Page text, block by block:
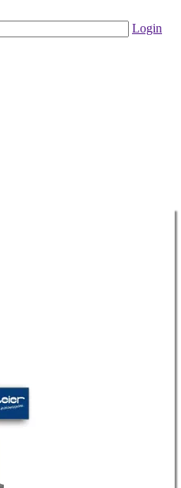
Login